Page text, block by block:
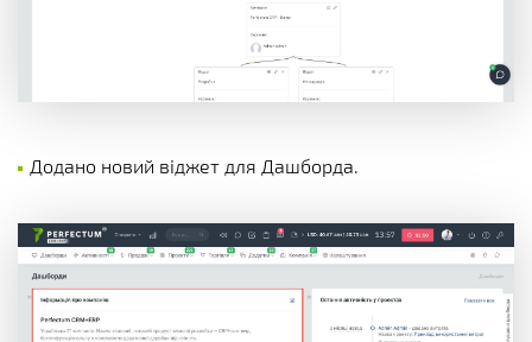
Додано новий віджет для Дашборда.